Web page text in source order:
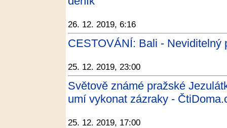
26. 12. 2019, 6:16
CESTOVÁNÍ: Bali - Neviditelný
25. 12. 2019, 23:00
Světově známé pražské
umí vykonat zázraky -
25. 12. 2019, 17:00